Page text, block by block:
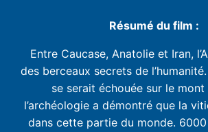
Résumé du film :
Entre Caucase, Anatolie et Iran,
des berceaux secrets de
se serait échouée sur le
l’archéologie a démontré que la
dans cette partie du monde.